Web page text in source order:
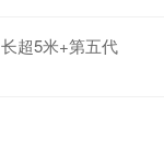
超5米+第五代